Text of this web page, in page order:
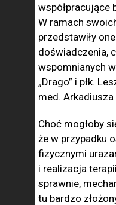
współpracujące
W ramach
przedstawiły
doświadczenia,
wspomnianych
„Drago” i płk.
med.
Choć mogłoby
że w przypadku
fizycznymi
i realizacja
sprawnie,
tu bardzo